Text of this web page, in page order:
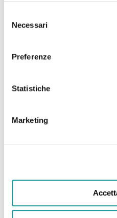
delNecessari
Preferenze
Statistiche
Marketing